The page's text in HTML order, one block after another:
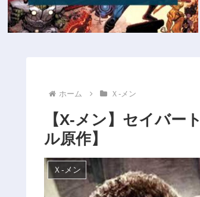
ホーム Ｘ‐メン
【X-メン】セイバー
ル原作】
Ｘ‐メン